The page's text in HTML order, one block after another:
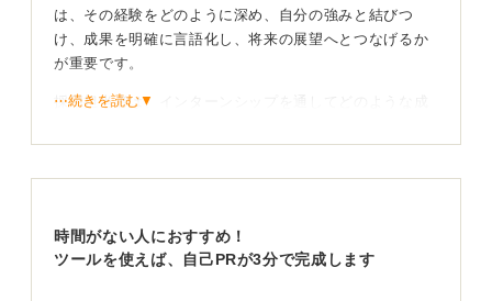
は、その経験をどのように深め、自分の強みと結びつ
け、成果を明確に言語化し、将来の展望へとつなげるか
が重要です。
採用担当者は、インターンシップを通してどのような成
れるのかを知りたいと考えています。
に書き出し、経験を「見える化」することから始めまし
ょう。
⋯続きを読む▼
時間がない人におすすめ！
ツールを使えば、自己PRが3分で完成します